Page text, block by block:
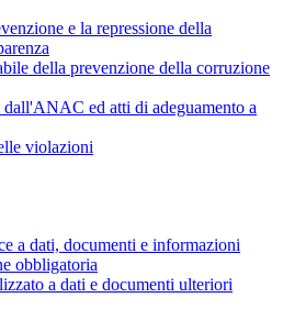
e la repressione della
della prevenzione della corruzione
ed atti di adeguamento a
violazioni
a dati, documenti e informazioni
obbligatoria
a dati e documenti ulteriori